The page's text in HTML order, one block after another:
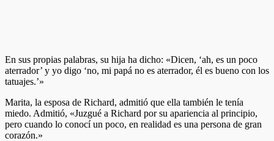
En sus propias palabras, su hija ha dicho: «Dicen, ‘ah, es un poco
aterrador’ y yo digo ‘no, mi papá no es aterrador, él es bueno con los
tatuajes.’»
Marita, la esposa de Richard, admitió que ella también le tenía
miedo. Admitió, «Juzgué a Richard por su apariencia al principio,
pero cuando lo conocí un poco, en realidad es una persona de gran
corazón.»